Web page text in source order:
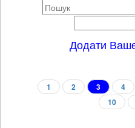
Додати
1 2 3 4
10